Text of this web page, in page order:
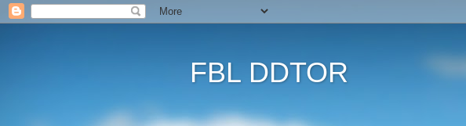
FBL DDTOR